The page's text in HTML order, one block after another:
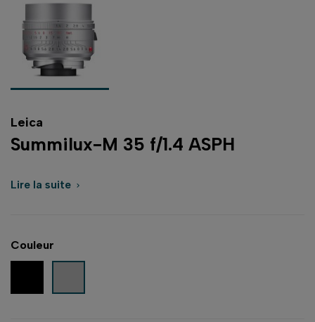
Leica
Summilux-M 35 f/1.4 ASPH
Lire la suite 
Couleur